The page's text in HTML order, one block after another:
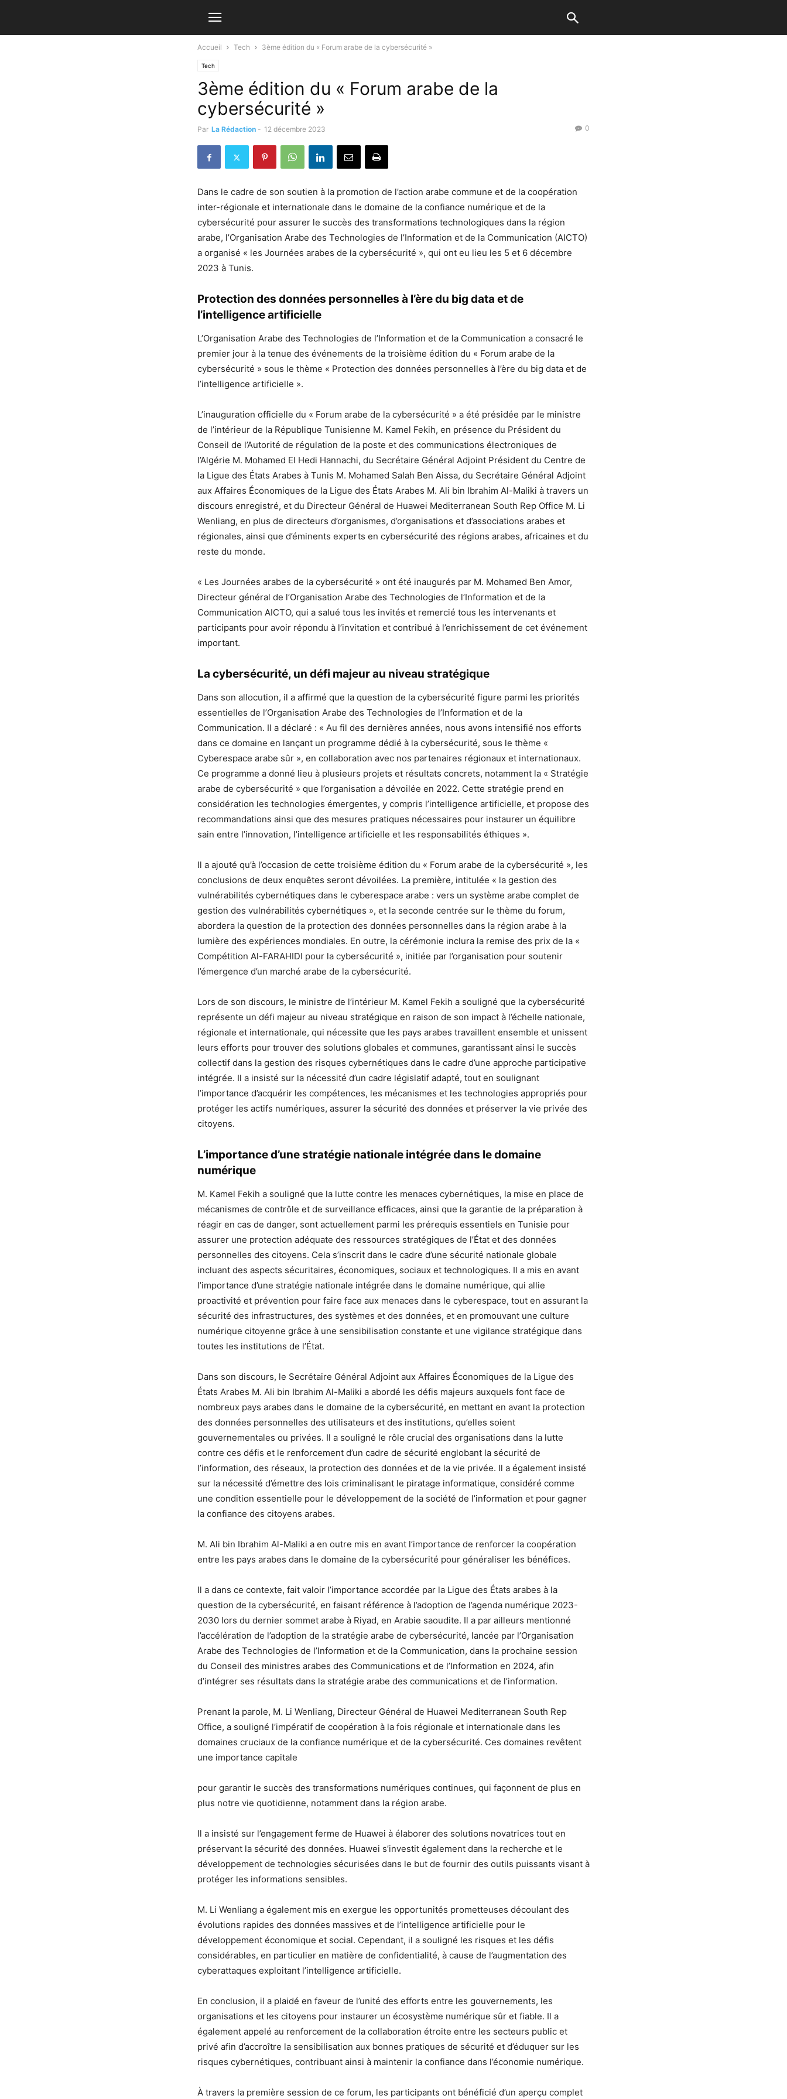
Accueil Tech 3ème édition du « Forum arabe de la cybersécurité »
Tech
3ème édition du « Forum arabe de la
cybersécurité »
Par La Rédaction - 12 décembre 2023 0
Dans le cadre de son soutien à la promotion de l’action arabe commune et de la coopération
inter-régionale et internationale dans le domaine de la confiance numérique et de la
cybersécurité pour assurer le succès des transformations technologiques dans la région
arabe, l’Organisation Arabe des Technologies de l’Information et de la Communication (AICTO)
a organisé « les Journées arabes de la cybersécurité », qui ont eu lieu les 5 et 6 décembre
2023 à Tunis.
Protection des données personnelles à l’ère du big data et de
l’intelligence artificielle
L’Organisation Arabe des Technologies de l’Information et de la Communication a consacré le
premier jour à la tenue des événements de la troisième édition du « Forum arabe de la
cybersécurité » sous le thème « Protection des données personnelles à l’ère du big data et de
l’intelligence artificielle ».
L’inauguration officielle du « Forum arabe de la cybersécurité » a été présidée par le ministre
de l’intérieur de la République Tunisienne M. Kamel Fekih, en présence du Président du
Conseil de l’Autorité de régulation de la poste et des communications électroniques de
l’Algérie M. Mohamed El Hedi Hannachi, du Secrétaire Général Adjoint Président du Centre de
la Ligue des États Arabes à Tunis M. Mohamed Salah Ben Aissa, du Secrétaire Général Adjoint
aux Affaires Économiques de la Ligue des États Arabes M. Ali bin Ibrahim Al-Maliki à travers un
discours enregistré, et du Directeur Général de Huawei Mediterranean South Rep Office M. Li
Wenliang, en plus de directeurs d’organismes, d’organisations et d’associations arabes et
régionales, ainsi que d’éminents experts en cybersécurité des régions arabes, africaines et du
reste du monde.
« Les Journées arabes de la cybersécurité » ont été inaugurés par M. Mohamed Ben Amor,
Directeur général de l’Organisation Arabe des Technologies de l’Information et de la
Communication AICTO, qui a salué tous les invités et remercié tous les intervenants et
participants pour avoir répondu à l’invitation et contribué à l’enrichissement de cet événement
important.
La cybersécurité, un défi majeur au niveau stratégique
Dans son allocution, il a affirmé que la question de la cybersécurité figure parmi les priorités
essentielles de l’Organisation Arabe des Technologies de l’Information et de la
Communication. Il a déclaré : « Au fil des dernières années, nous avons intensifié nos efforts
dans ce domaine en lançant un programme dédié à la cybersécurité, sous le thème «
Cyberespace arabe sûr », en collaboration avec nos partenaires régionaux et internationaux.
Ce programme a donné lieu à plusieurs projets et résultats concrets, notamment la « Stratégie
arabe de cybersécurité » que l’organisation a dévoilée en 2022. Cette stratégie prend en
considération les technologies émergentes, y compris l’intelligence artificielle, et propose des
recommandations ainsi que des mesures pratiques nécessaires pour instaurer un équilibre
sain entre l’innovation, l’intelligence artificielle et les responsabilités éthiques ».
Il a ajouté qu’à l’occasion de cette troisième édition du « Forum arabe de la cybersécurité », les
conclusions de deux enquêtes seront dévoilées. La première, intitulée « la gestion des
vulnérabilités cybernétiques dans le cyberespace arabe : vers un système arabe complet de
gestion des vulnérabilités cybernétiques », et la seconde centrée sur le thème du forum,
abordera la question de la protection des données personnelles dans la région arabe à la
lumière des expériences mondiales. En outre, la cérémonie inclura la remise des prix de la «
Compétition Al-FARAHIDI pour la cybersécurité », initiée par l’organisation pour soutenir
l’émergence d’un marché arabe de la cybersécurité.
Lors de son discours, le ministre de l’intérieur M. Kamel Fekih a souligné que la cybersécurité
représente un défi majeur au niveau stratégique en raison de son impact à l’échelle nationale,
régionale et internationale, qui nécessite que les pays arabes travaillent ensemble et unissent
leurs efforts pour trouver des solutions globales et communes, garantissant ainsi le succès
collectif dans la gestion des risques cybernétiques dans le cadre d’une approche participative
intégrée. Il a insisté sur la nécessité d’un cadre législatif adapté, tout en soulignant
l’importance d’acquérir les compétences, les mécanismes et les technologies appropriés pour
protéger les actifs numériques, assurer la sécurité des données et préserver la vie privée des
citoyens.
L’importance d’une stratégie nationale intégrée dans le domaine
numérique
M. Kamel Fekih a souligné que la lutte contre les menaces cybernétiques, la mise en place de
mécanismes de contrôle et de surveillance efficaces, ainsi que la garantie de la préparation à
réagir en cas de danger, sont actuellement parmi les prérequis essentiels en Tunisie pour
assurer une protection adéquate des ressources stratégiques de l’État et des données
personnelles des citoyens. Cela s’inscrit dans le cadre d’une sécurité nationale globale
incluant des aspects sécuritaires, économiques, sociaux et technologiques. Il a mis en avant
l’importance d’une stratégie nationale intégrée dans le domaine numérique, qui allie
proactivité et prévention pour faire face aux menaces dans le cyberespace, tout en assurant la
sécurité des infrastructures, des systèmes et des données, et en promouvant une culture
numérique citoyenne grâce à une sensibilisation constante et une vigilance stratégique dans
toutes les institutions de l’État.
Dans son discours, le Secrétaire Général Adjoint aux Affaires Économiques de la Ligue des
États Arabes M. Ali bin Ibrahim Al-Maliki a abordé les défis majeurs auxquels font face de
nombreux pays arabes dans le domaine de la cybersécurité, en mettant en avant la protection
des données personnelles des utilisateurs et des institutions, qu’elles soient
gouvernementales ou privées. Il a souligné le rôle crucial des organisations dans la lutte
contre ces défis et le renforcement d’un cadre de sécurité englobant la sécurité de
l’information, des réseaux, la protection des données et de la vie privée. Il a également insisté
sur la nécessité d’émettre des lois criminalisant le piratage informatique, considéré comme
une condition essentielle pour le développement de la société de l’information et pour gagner
la confiance des citoyens arabes.
M. Ali bin Ibrahim Al-Maliki a en outre mis en avant l’importance de renforcer la coopération
entre les pays arabes dans le domaine de la cybersécurité pour généraliser les bénéfices.
Il a dans ce contexte, fait valoir l’importance accordée par la Ligue des États arabes à la
question de la cybersécurité, en faisant référence à l’adoption de l’agenda numérique 2023-
2030 lors du dernier sommet arabe à Riyad, en Arabie saoudite. Il a par ailleurs mentionné
l’accélération de l’adoption de la stratégie arabe de cybersécurité, lancée par l’Organisation
Arabe des Technologies de l’Information et de la Communication, dans la prochaine session
du Conseil des ministres arabes des Communications et de l’Information en 2024, afin
d’intégrer ses résultats dans la stratégie arabe des communications et de l’information.
Prenant la parole, M. Li Wenliang, Directeur Général de Huawei Mediterranean South Rep
Office, a souligné l’impératif de coopération à la fois régionale et internationale dans les
domaines cruciaux de la confiance numérique et de la cybersécurité. Ces domaines revêtent
une importance capitale
pour garantir le succès des transformations numériques continues, qui façonnent de plus en
plus notre vie quotidienne, notamment dans la région arabe.
Il a insisté sur l’engagement ferme de Huawei à élaborer des solutions novatrices tout en
préservant la sécurité des données. Huawei s’investit également dans la recherche et le
développement de technologies sécurisées dans le but de fournir des outils puissants visant à
protéger les informations sensibles.
M. Li Wenliang a également mis en exergue les opportunités prometteuses découlant des
évolutions rapides des données massives et de l’intelligence artificielle pour le
développement économique et social. Cependant, il a souligné les risques et les défis
considérables, en particulier en matière de confidentialité, à cause de l’augmentation des
cyberattaques exploitant l’intelligence artificielle.
En conclusion, il a plaidé en faveur de l’unité des efforts entre les gouvernements, les
organisations et les citoyens pour instaurer un écosystème numérique sûr et fiable. Il a
également appelé au renforcement de la collaboration étroite entre les secteurs public et
privé afin d’accroître la sensibilisation aux bonnes pratiques de sécurité et d’éduquer sur les
risques cybernétiques, contribuant ainsi à maintenir la confiance dans l’économie numérique.
À travers la première session de ce forum, les participants ont bénéficié d’un aperçu complet